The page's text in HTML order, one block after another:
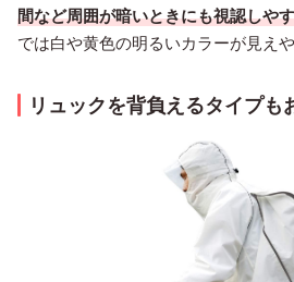
間など周囲が暗いときにも視認しや
では白や黄色の明るいカラーが見えや
リュックを背負えるタイプも